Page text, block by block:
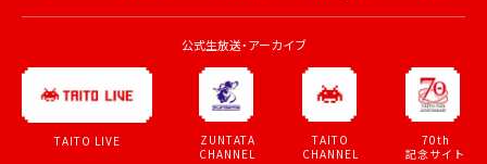
公式生放送・アーカイブ
TAITO LIVE
ZUNTATA
CHANNEL
TAITO
CHANNEL
70th
記念サイト